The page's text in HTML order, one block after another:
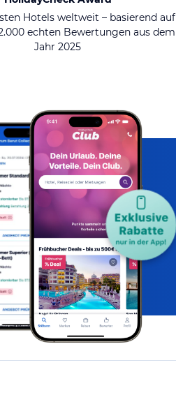
Hotels weltweit – basierend auf
echten Bewertungen aus dem
Jahr 2025